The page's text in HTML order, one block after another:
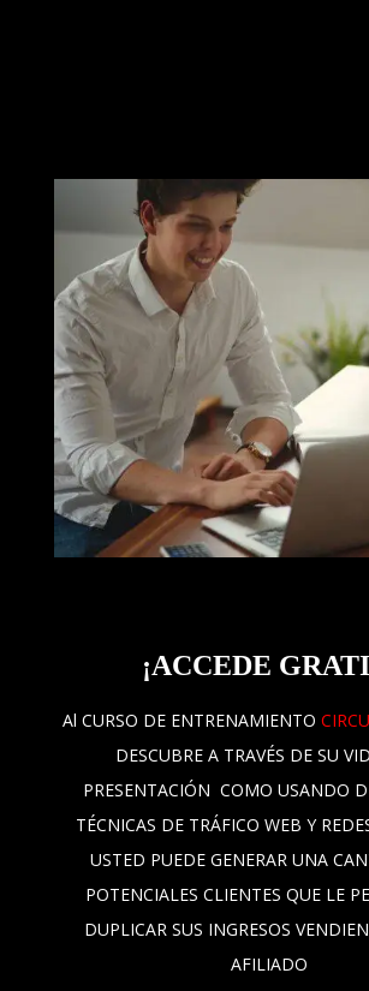
¡ACCEDE
Al CURSO DE ENTRENAMIENTO
DESCUBRE A TRAVÉS DE SU
PRESENTACIÓN COMO USANDO
TÉCNICAS DE TRÁFICO WEB Y
USTED PUEDE GENERAR UNA
POTENCIALES CLIENTES QUE LE
DUPLICAR SUS INGRESOS
AFILIADO